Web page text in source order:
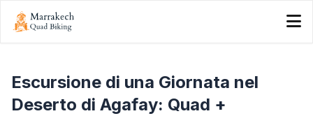
Escursione di una Giornata nel
Deserto di Agafay: Quad +